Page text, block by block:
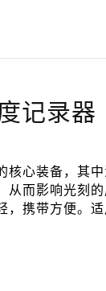
记录器
核心装备，其
从而影响光刻
，携带方便。